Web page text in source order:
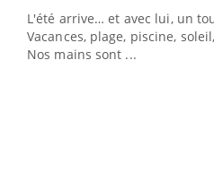
L'été arrive… et avec lui, un
Vacances, plage, piscine,
Nos mains sont ...